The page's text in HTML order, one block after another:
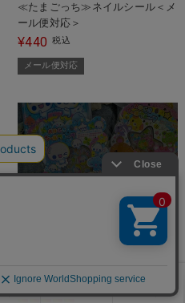
≪たまごっち≫ネイルシール＜メ
ール便対応＞
¥440 税込
メール便対応
SOLD OUT
イン 見た商品 カート